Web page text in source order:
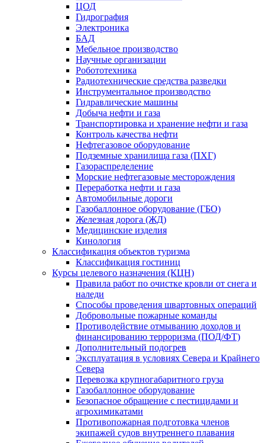
ЦОД
Гидрография
Электроника
БАД
Мебельное производство
Научные организации
Робототехника
Радиотехнические средства разведки
Инструментальное производство
Гидравлические машины
Добыча нефти и газа
Транспортировка и хранение нефти и газа
Контроль качества нефти
Нефтегазовое оборудование
Подземные хранилища газа (ПХГ)
Газораспределение
Морские нефтегазовые месторождения
Переработка нефти и газа
Автомобильные дороги
Газобаллонное оборудование (ГБО)
Железная дорога (ЖД)
Медицинские изделия
Кинология
Классификация объектов туризма
Классификация гостиниц
Курсы целевого назначения (КЦН)
Правила работ по очистке кровли от снега и
наледи
Способы проведения швартовных операций
Добровольные пожарные команды
Противодействие отмыванию доходов и
финансированию терроризма (ПОД/ФТ)
Дополнительный подогрев
Эксплуатация в условиях Севера и Крайнего
Севера
Перевозка крупногабаритного груза
Газобаллонное оборудование
Безопасное обращение с пестицидами и
агрохимикатами
Противопожарная подготовка членов
экипажей судов внутреннего плавания